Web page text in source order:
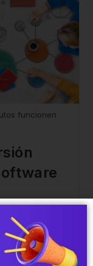
funcionen
/ Gestión